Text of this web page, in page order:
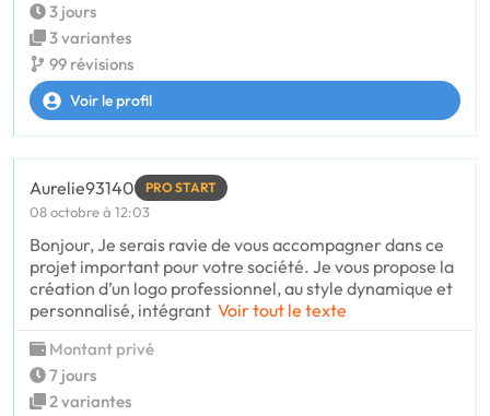
3 jours
3 variantes
99 révisions
Voir le profil
Aurelie93140 PRO START
08 octobre à 12:03
Bonjour, Je serais ravie de vous accompagner dans ce
projet important pour votre société. Je vous propose la
création d’un logo professionnel, au style dynamique et
personnalisé, intégrant Voir tout le texte
Montant privé
7 jours
2 variantes